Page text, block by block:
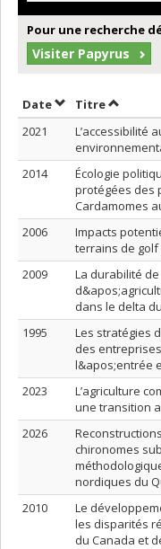
Pour une recherche
Visiter Papyrus
DateTrier par date en
TitreTrier
2021
L’accessibilité
2014
Écologie
protégées des
Cardamomes
2006
Impacts
terrains de
2009
La durabilité
dans le delta
1995
Les stratégies
des
l&apos;entrée
2023
L’agriculture
une transition
2026
chironomes
nordiques du
2010
Le
les disparités
du Canada et